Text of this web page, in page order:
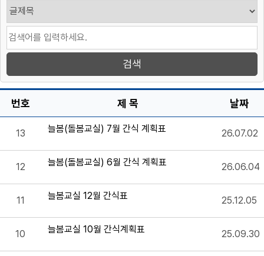
번호 제 목 날짜
13 늘봄(돌봄교실) 7월 간식 계획표 26.07.02
12 늘봄(돌봄교실) 6월 간식 계획표 26.06.04
11 늘봄교실 12월 간식표 25.12.05
10 늘봄교실 10월 간식계획표 25.09.30